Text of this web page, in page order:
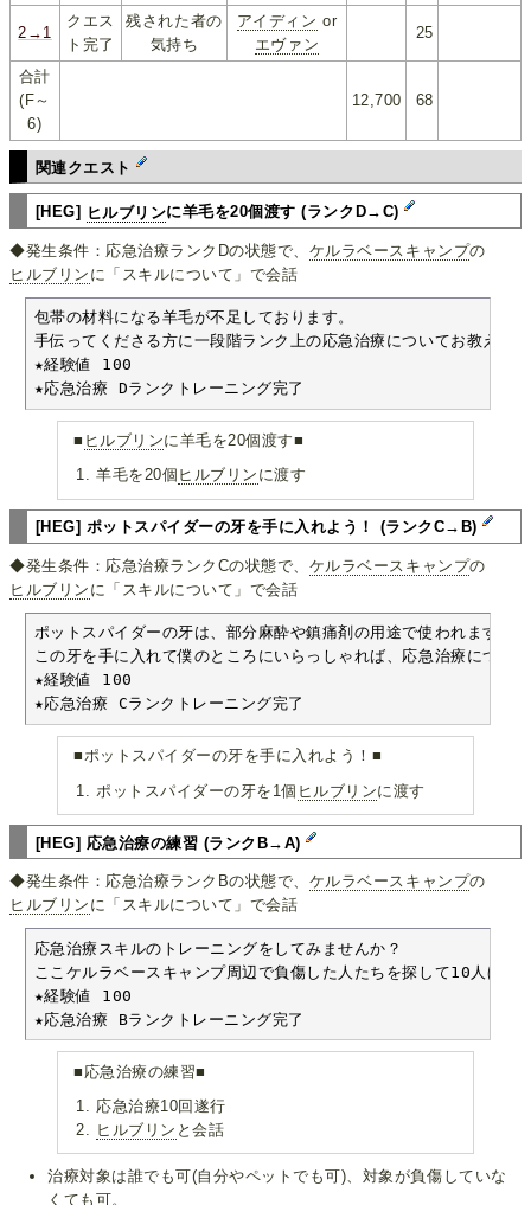
2→1
クエス
ト完了
残された者の
気持ち
アイディン or
エヴァン
25
合計
(F～
6)
12,700 68
関連クエスト
[HEG] ヒルブリンに羊毛を20個渡す (ランクD→C)
◆発生条件：応急治療ランクDの状態で、 ケルラベースキャンプの
ヒルブリン に「スキルについて」で会話
包帯の材料になる羊毛が不足しております。
手伝ってくださる方に一段階ランク上の応急治療についてお教えし
★経験値 100
★応急治療 Dランクトレーニング完了
■ ヒルブリンに羊毛を20個渡す■
羊毛を20個 ヒルブリン に渡す
[HEG] ポットスパイダーの牙を手に入れよう！ (ランクC→B)
◆発生条件：応急治療ランクCの状態で、 ケルラベースキャンプの
ヒルブリン に「スキルについて」で会話
ポットスパイダーの牙は、部分麻酔や鎮痛剤の用途で使われます。
この牙を手に入れて僕のところにいらっしゃれば、応急治療につ
★経験値 100
★応急治療 Cランクトレーニング完了
■ポットスパイダーの牙を手に入れよう！■
ポットスパイダーの牙を1個 ヒルブリンに渡す
[HEG] 応急治療の練習 (ランクB→A)
◆発生条件：応急治療ランクBの状態で、 ケルラベースキャンプの
ヒルブリン に「スキルについて」で会話
応急治療スキルのトレーニングをしてみませんか？
ここケルラベースキャンプ周辺で負傷した人たちを探して10人ほ
★経験値 100
★応急治療 Bランクトレーニング完了
■応急治療の練習■
応急治療10回遂行
ヒルブリン と会話
治療対象は誰でも可(自分やペットでも可)、対象が負傷していな
くても可。